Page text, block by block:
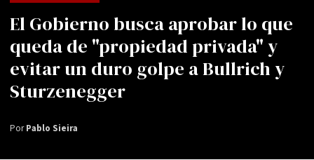
El Gobierno busca aprobar lo que
queda de "propiedad privada" y
evitar un duro golpe a Bullrich y
Sturzenegger
PorPablo Sieira